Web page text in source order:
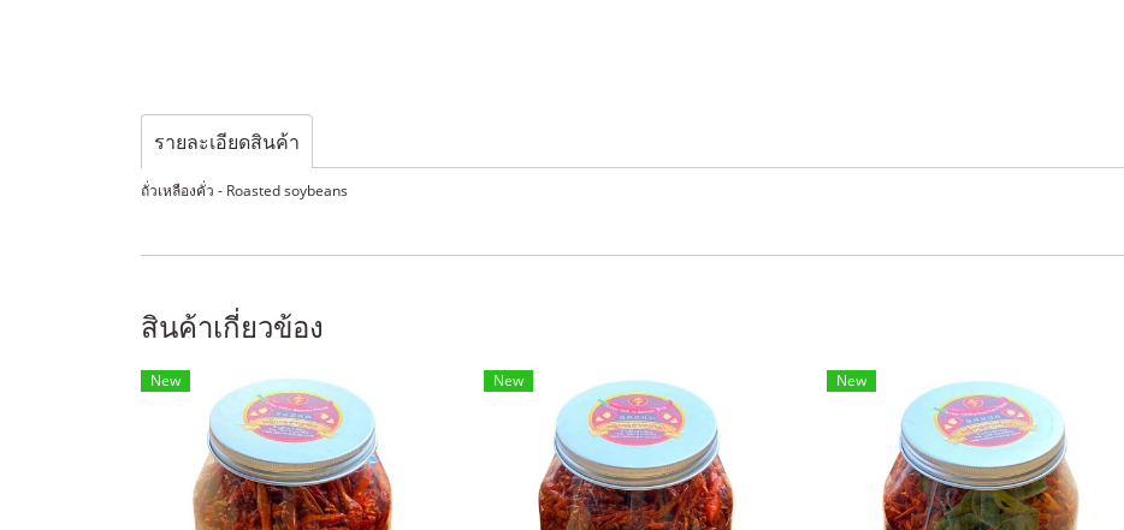
รายละเอียดสินค้า
ถั่วเหลืองคั่ว - Roasted soybeans
สินค้าเกี่ยวข้อง
New New New